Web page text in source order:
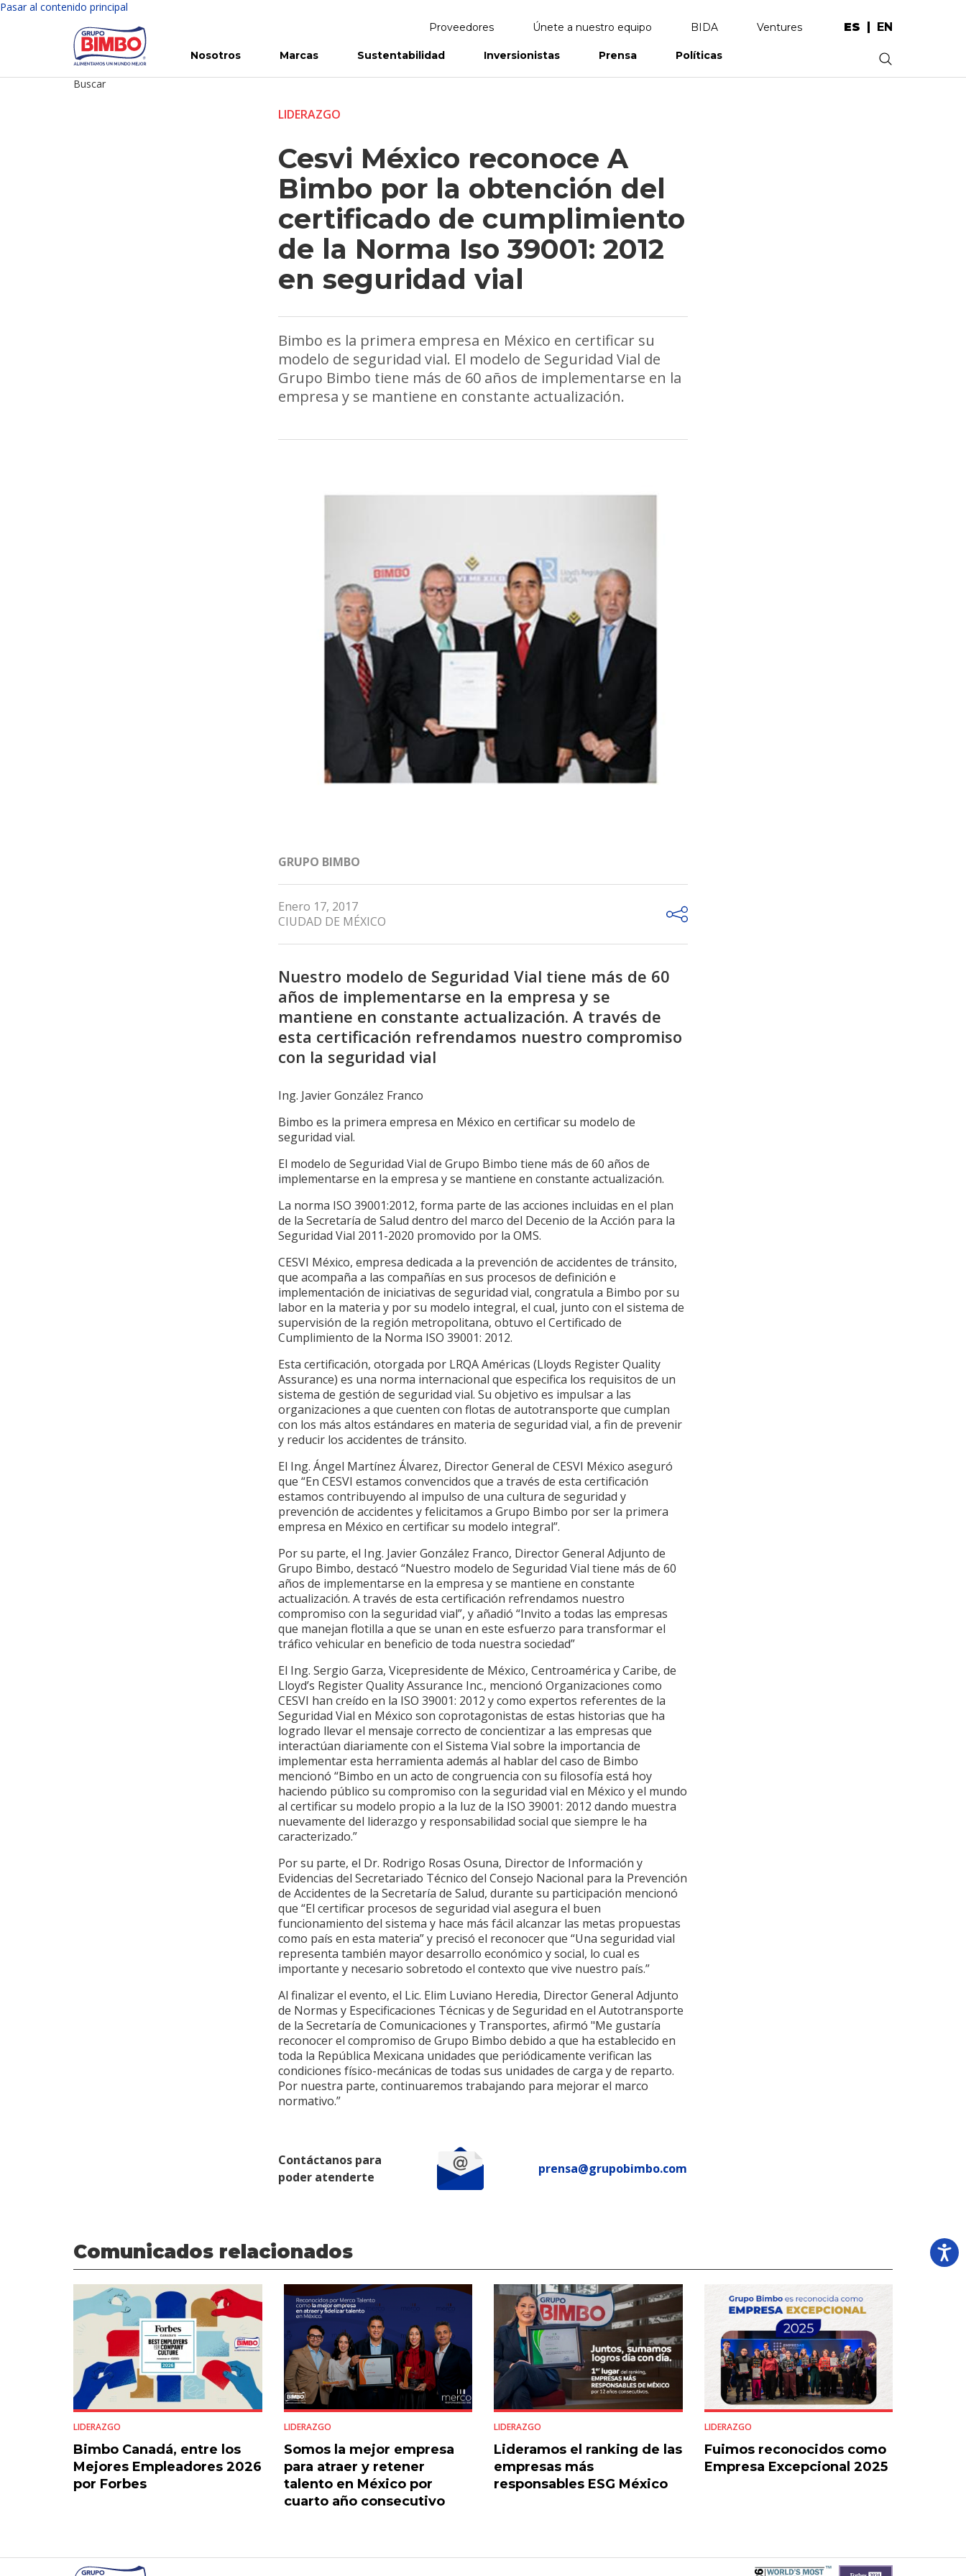
Pasar al contenido principal
Proveedores Únete a nuestro equipo BIDA Ventures ES EN
Nosotros Marcas Sustentabilidad Inversionistas Prensa Políticas
Buscar
.
LIDERAZGO
Cesvi México reconoce A
Bimbo por la obtención del
certificado de cumplimiento
de la Norma Iso 39001: 2012
en seguridad vial
Bimbo es la primera empresa en México en certificar su
modelo de seguridad vial. El modelo de Seguridad Vial de
Grupo Bimbo tiene más de 60 años de implementarse en la
empresa y se mantiene en constante actualización.
GRUPO BIMBO
Enero 17, 2017
CIUDAD DE MÉXICO
Nuestro modelo de Seguridad Vial tiene más de 60
años de implementarse en la empresa y se
mantiene en constante actualización. A través de
esta certificación refrendamos nuestro compromiso
con la seguridad vial
Ing. Javier González Franco
Bimbo es la primera empresa en México en certificar su modelo de
seguridad vial.
El modelo de Seguridad Vial de Grupo Bimbo tiene más de 60 años de
implementarse en la empresa y se mantiene en constante actualización.
La norma ISO 39001:2012, forma parte de las acciones incluidas en el plan
de la Secretaría de Salud dentro del marco del Decenio de la Acción para la
Seguridad Vial 2011-2020 promovido por la OMS.
CESVI México, empresa dedicada a la prevención de accidentes de tránsito,
que acompaña a las compañías en sus procesos de definición e
implementación de iniciativas de seguridad vial, congratula a Bimbo por su
labor en la materia y por su modelo integral, el cual, junto con el sistema de
supervisión de la región metropolitana, obtuvo el Certificado de
Cumplimiento de la Norma ISO 39001: 2012.
Esta certificación, otorgada por LRQA Américas (Lloyds Register Quality
Assurance) es una norma internacional que especifica los requisitos de un
sistema de gestión de seguridad vial. Su objetivo es impulsar a las
organizaciones a que cuenten con flotas de autotransporte que cumplan
con los más altos estándares en materia de seguridad vial, a fin de prevenir
y reducir los accidentes de tránsito.
El Ing. Ángel Martínez Álvarez, Director General de CESVI México aseguró
que “En CESVI estamos convencidos que a través de esta certificación
estamos contribuyendo al impulso de una cultura de seguridad y
prevención de accidentes y felicitamos a Grupo Bimbo por ser la primera
empresa en México en certificar su modelo integral”.
Por su parte, el Ing. Javier González Franco, Director General Adjunto de
Grupo Bimbo, destacó “Nuestro modelo de Seguridad Vial tiene más de 60
años de implementarse en la empresa y se mantiene en constante
actualización. A través de esta certificación refrendamos nuestro
compromiso con la seguridad vial”, y añadió “Invito a todas las empresas
que manejan flotilla a que se unan en este esfuerzo para transformar el
tráfico vehicular en beneficio de toda nuestra sociedad”
El Ing. Sergio Garza, Vicepresidente de México, Centroamérica y Caribe, de
Lloyd’s Register Quality Assurance Inc., mencionó Organizaciones como
CESVI han creído en la ISO 39001: 2012 y como expertos referentes de la
Seguridad Vial en México son coprotagonistas de estas historias que ha
logrado llevar el mensaje correcto de concientizar a las empresas que
interactúan diariamente con el Sistema Vial sobre la importancia de
implementar esta herramienta además al hablar del caso de Bimbo
mencionó “Bimbo en un acto de congruencia con su filosofía está hoy
haciendo público su compromiso con la seguridad vial en México y el mundo
al certificar su modelo propio a la luz de la ISO 39001: 2012 dando muestra
nuevamente del liderazgo y responsabilidad social que siempre le ha
caracterizado.”
Por su parte, el Dr. Rodrigo Rosas Osuna, Director de Información y
Evidencias del Secretariado Técnico del Consejo Nacional para la Prevención
de Accidentes de la Secretaría de Salud, durante su participación mencionó
que “El certificar procesos de seguridad vial asegura el buen
funcionamiento del sistema y hace más fácil alcanzar las metas propuestas
como país en esta materia” y precisó el reconocer que “Una seguridad vial
representa también mayor desarrollo económico y social, lo cual es
importante y necesario sobretodo el contexto que vive nuestro país.”
Al finalizar el evento, el Lic. Elim Luviano Heredia, Director General Adjunto
de Normas y Especificaciones Técnicas y de Seguridad en el Autotransporte
de la Secretaría de Comunicaciones y Transportes, afirmó "Me gustaría
reconocer el compromiso de Grupo Bimbo debido a que ha establecido en
toda la República Mexicana unidades que periódicamente verifican las
condiciones físico-mecánicas de todas sus unidades de carga y de reparto.
Por nuestra parte, continuaremos trabajando para mejorar el marco
normativo.”
Contáctanos para
poder atenderte
prensa@grupobimbo.com
Comunicados relacionados
LIDERAZGO
Bimbo Canadá, entre los
Mejores Empleadores 2026
por Forbes
LIDERAZGO
Somos la mejor empresa
para atraer y retener
talento en México por
cuarto año consecutivo
LIDERAZGO
Lideramos el ranking de las
empresas más
responsables ESG México
LIDERAZGO
Fuimos reconocidos como
Empresa Excepcional 2025